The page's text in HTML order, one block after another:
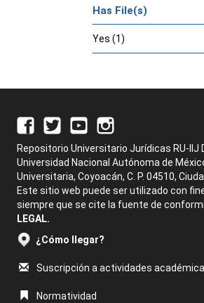
Has File(s)
Yes (1)
Repositorio Universitario Jurídicas RU-IIJ
Universidad Nacional Autónoma de
Universitaria, Coyoacán, C. P. 04510,
Este sitio web puede ser utilizado con
siempre que se cite la fuente de
LEGAL.
¿Cómo llegar?
Suscripción a actividades
Normatividad